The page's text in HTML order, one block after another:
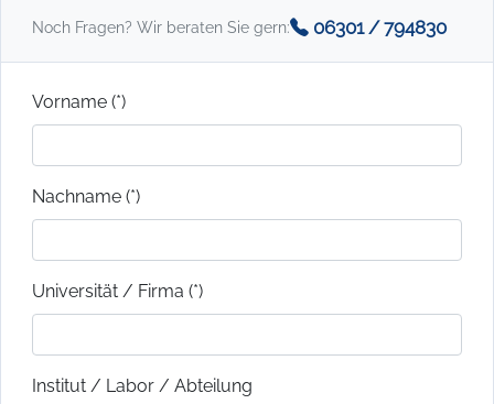
Noch Fragen? Wir beraten Sie gern: 06301 / 794830
Vorname (*)
Nachname (*)
Universität / Firma (*)
Institut / Labor / Abteilung